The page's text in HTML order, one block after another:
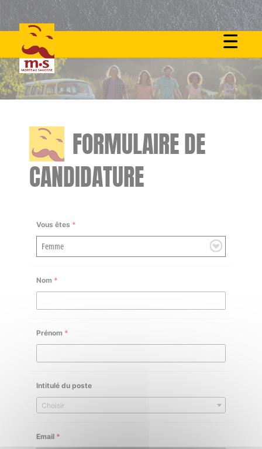
Skip
FORMULAIRE DE
CANDIDATURE
Vous êtes *
Nom *
Prénom *
Intitulé du poste
Choisir
Email *